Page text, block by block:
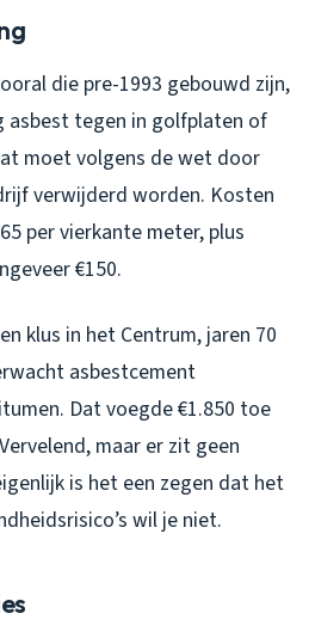
die pre-1993 gebouwd zijn,
asbest tegen in golfplaten of
moet volgens de wet door
verwijderd worden. Kosten
per vierkante meter, plus
€150.
klus in het Centrum, jaren 70
asbestcement
Dat voegde €1.850 toe
maar er zit geen
is het een zegen dat het
wil je niet.